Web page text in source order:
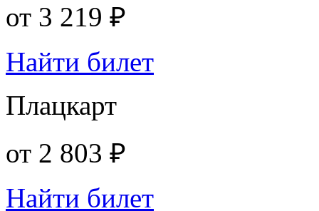
от 3 219 ₽
Найти билет
Плацкарт
от 2 803 ₽
Найти билет